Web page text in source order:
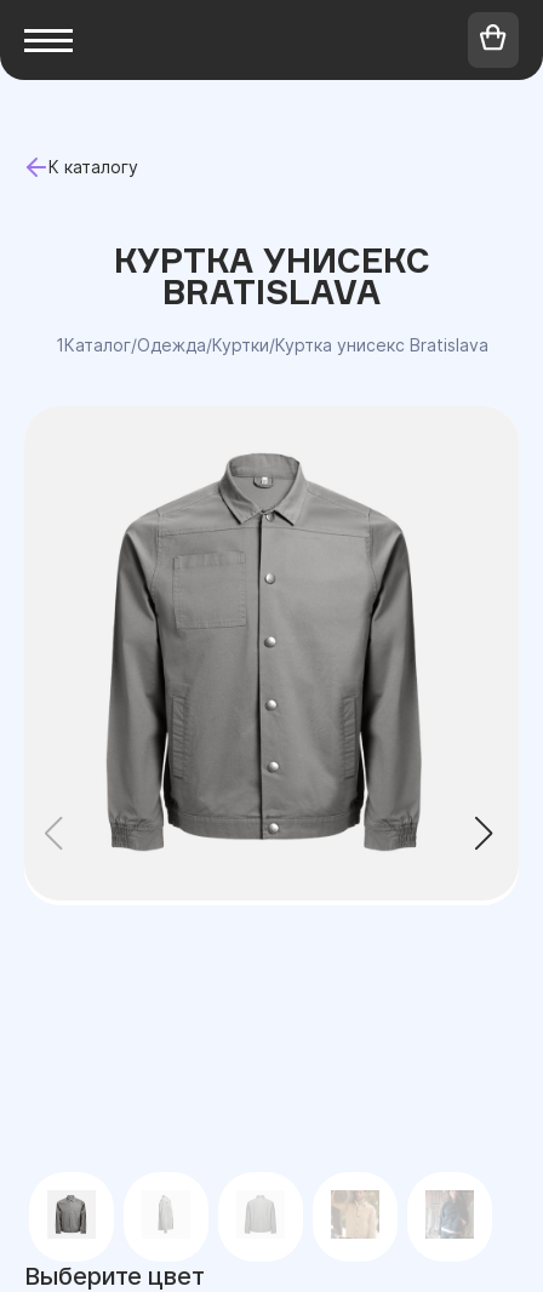
К каталогу
КУРТКА УНИСЕКС
BRATISLAVA
1Каталог/Одежда/Куртки/Куртка унисекс Bratislava
Выберите цвет